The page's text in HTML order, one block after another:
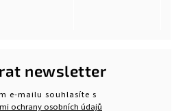
newsletter
e-mailu souhlasíte s
ochrany osobních údajů